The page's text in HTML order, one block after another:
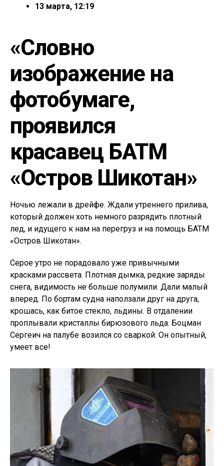
13 марта, 12:19
«Словно
изображение на
фотобумаге,
проявился
красавец БАТМ
«Остров Шикотан»
Ночью лежали в дрейфе. Ждали утреннего прилива,
который должен хоть немного разрядить плотный
лед, и идущего к нам на перегруз и на помощь БАТМ
«Остров Шикотан».
Серое утро не порадовало уже привычными
красками рассвета. Плотная дымка, редкие заряды
снега, видимость не больше полумили. Дали малый
вперед. По бортам судна наползали друг на друга,
крошась, как битое стекло, льдины. В отдалении
проплывали кристаллы бирюзового льда. Боцман
Сергеич на палубе возился со сваркой. Он опытный,
умеет все!